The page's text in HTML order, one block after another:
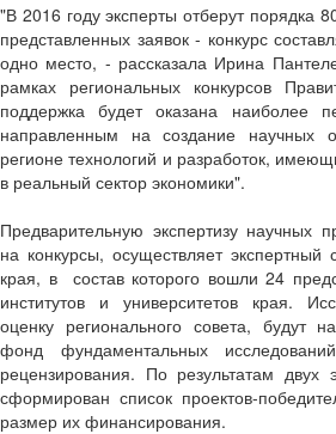
"В 2016 году эксперты отберут порядка
представленных заявок - конкурс
одно место, - рассказала Ирина
рамках региональных конкурсов
поддержка будет оказана наиболее
направленным на создание научных
регионе технологий и разработок,
в реальный сектор экономики".
Предварительную экспертизу научных
на конкурсы, осуществляет экспертный
края, в состав которого вошли 24
институтов и университетов края.
оценку регионального совета, будут
фонд фундаментальных
рецензирования. По результатам двух
сформирован список проектов-
размер их финансирования.